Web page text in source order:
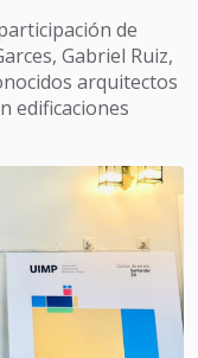
de
Gabriel Ruiz,
arquitectos
edificaciones